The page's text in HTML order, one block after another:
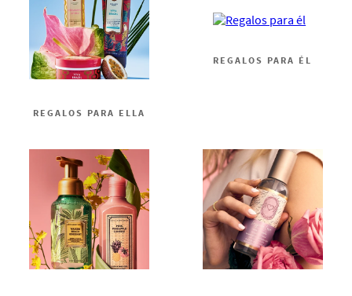
REGALOS PARA ELLA
REGALOS PARA ÉL